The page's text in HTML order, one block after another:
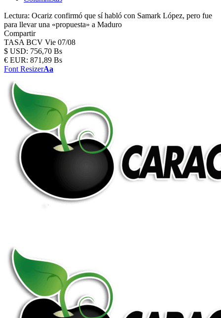
Lectura: Ocariz confirmó que sí habló con Samark López, pero fue
para llevar una «propuesta» a Maduro
Compartir
TASA BCV Vie 07/08
$ USD: 756,70 Bs
€ EUR: 871,89 Bs
Font ResizerAa